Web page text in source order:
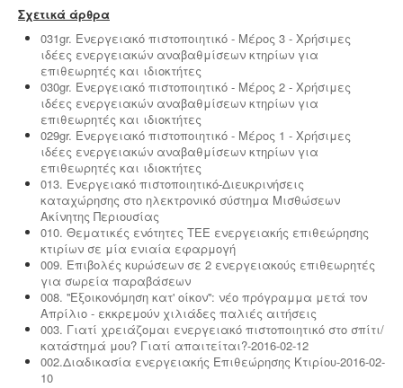
Σχετικά άρθρα
031gr. Ενεργειακό πιστοποιητικό - Μέρος 3 - Χρήσιμες
ιδέες ενεργειακών αναβαθμίσεων κτηρίων για
επιθεωρητές και ιδιοκτήτες
030gr. Ενεργειακό πιστοποιητικό - Μέρος 2 - Χρήσιμες
ιδέες ενεργειακών αναβαθμίσεων κτηρίων για
επιθεωρητές και ιδιοκτήτες
029gr. Ενεργειακό πιστοποιητικό - Μέρος 1 - Χρήσιμες
ιδέες ενεργειακών αναβαθμίσεων κτηρίων για
επιθεωρητές και ιδιοκτήτες
013. Ενεργειακό πιστοποιητικό-Διευκρινήσεις
καταχώρησης στο ηλεκτρονικό σύστημα Μισθώσεων
Ακίνητης Περιουσίας
010. Θεματικές ενότητες ΤΕΕ ενεργειακής επιθεώρησης
κτιρίων σε μία ενιαία εφαρμογή
009. Eπιβολές κυρώσεων σε 2 ενεργειακούς επιθεωρητές
για σωρεία παραβάσεων
008. ''Εξοικονόμηση κατ' οίκον'': νέο πρόγραμμα μετά τον
Απρίλιο - εκκρεμούν χιλιάδες παλιές αιτήσεις
003. Γιατί χρειάζομαι ενεργειακό πιστοποιητικό στο σπίτι/
κατάστημά μου? Γιατί απαιτείται?-2016-02-12
002.Διαδικασία ενεργειακής Επιθεώρησης Κτιρίου-2016-02-
10